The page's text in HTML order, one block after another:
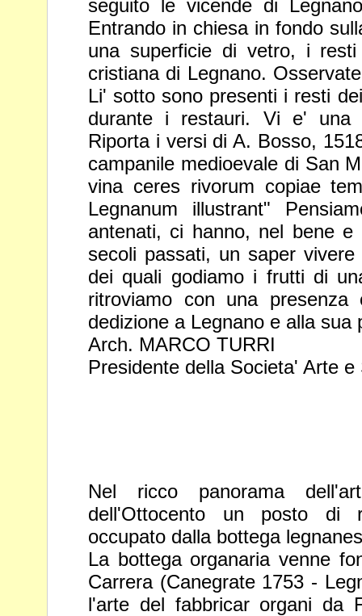
seguito le vicende di
Entrando in chiesa in fondo
una superficie di vetro, i
cristiana di Legnano.
Li' sotto sono presenti i resti
durante i restauri. Vi e' una
Riporta i versi di A. Bosso,
campanile medioevale di San
vina ceres rivorum copiae
Legnanum illustrant"
antenati, ci hanno, nel bene
secoli passati, un saper
dei quali godiamo i frutti di
ritroviamo con una
dedizione a Legnano e alla
Arch. MARCO TURRI
Presidente della Societa' Arte
Nel ricco panorama
dell'Ottocento un posto di
occupato dalla bottega
La bottega organaria venne
Carrera (Canegrate 1753 -
l'arte del fabbricar organi da